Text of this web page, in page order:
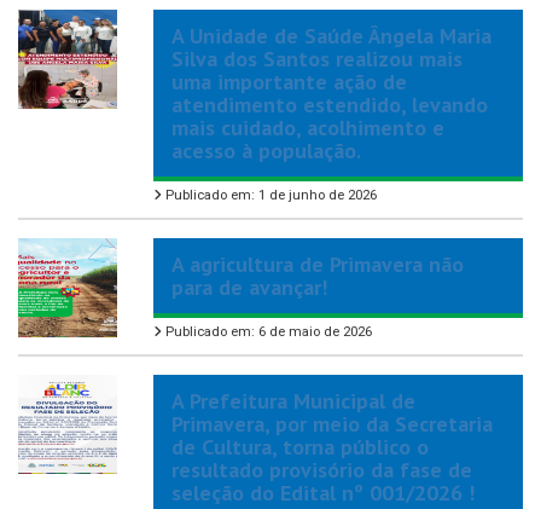
A Unidade de Saúde Ângela Maria
Silva dos Santos realizou mais
uma importante ação de
atendimento estendido, levando
mais cuidado, acolhimento e
acesso à população.
Publicado em: 1 de junho de 2026
A agricultura de Primavera não
para de avançar!
Publicado em: 6 de maio de 2026
A Prefeitura Municipal de
Primavera, por meio da Secretaria
de Cultura, torna público o
resultado provisório da fase de
seleção do Edital nº 001/2026 !